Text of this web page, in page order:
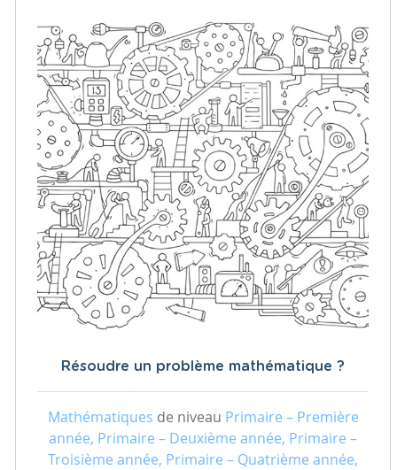
Résoudre un problème mathématique ?
Mathématiques de niveau Primaire – Première
année, Primaire – Deuxième année, Primaire –
Troisième année, Primaire – Quatrième année,